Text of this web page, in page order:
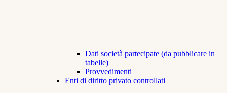
Dati società partecipate (da pubblicare in
tabelle)
Provvedimenti
Enti di diritto privato controllati